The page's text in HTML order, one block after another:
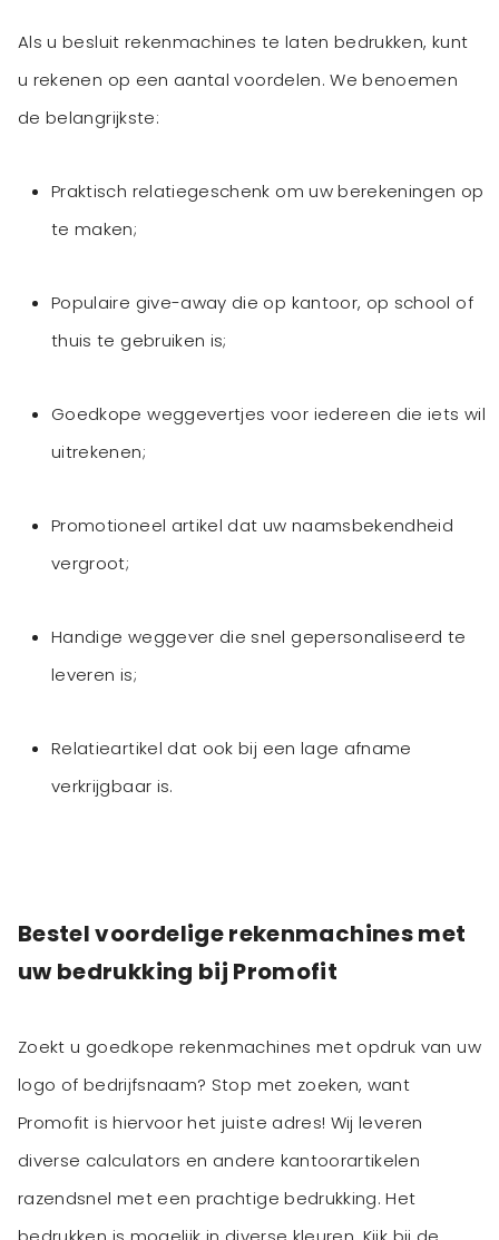
Als u besluit rekenmachines te laten bedrukken, kunt
u rekenen op een aantal voordelen. We benoemen
Praktisch relatiegeschenk om uw berekeningen op
te maken;
Populaire give-away die op kantoor, op school of
thuis te gebruiken is;
Goedkope weggevertjes voor iedereen die iets wil
uitrekenen;
Promotioneel artikel dat uw naamsbekendheid
vergroot;
Handige weggever die snel gepersonaliseerd te
leveren is;
Relatieartikel dat ook bij een lage afname
verkrijgbaar is.
Bestel voordelige rekenmachines met
uw bedrukking bij Promofit
Zoekt u goedkope rekenmachines met opdruk van uw
logo of bedrijfsnaam? Stop met zoeken, want
Promofit is hiervoor het juiste adres! Wij leveren
diverse calculators en andere kantoorartikelen
razendsnel met een prachtige bedrukking. Het